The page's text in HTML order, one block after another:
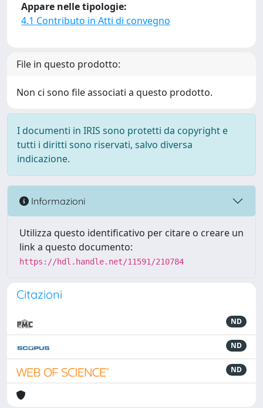
Appare nelle tipologie:
4.1 Contributo in Atti di convegno
File in questo prodotto:
Non ci sono file associati a questo prodotto.
I documenti in IRIS sono protetti da copyright e
tutti i diritti sono riservati, salvo diversa
indicazione.
Informazioni
Utilizza questo identificativo per citare o creare un
link a questo documento:
https://hdl.handle.net/11591/210784
Citazioni
ND
ND
ND